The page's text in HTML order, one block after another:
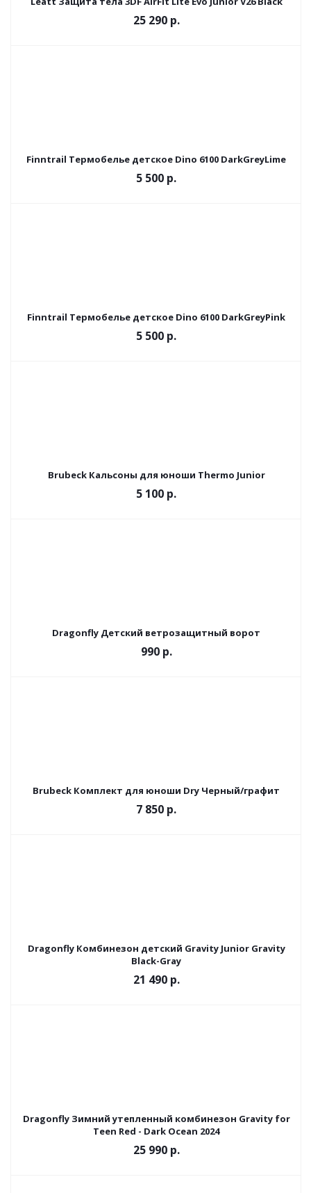
25 290 р.
Finntrail Термобелье детское Dino 6100 DarkGreyLime
5 500 р.
Finntrail Термобелье детское Dino 6100 DarkGreyPink
5 500 р.
Brubeck Кальсоны для юноши Thermo Junior
5 100 р.
Dragonfly Детский ветрозащитный ворот
990р.
Brubeck Комплект для юноши Dry Черный/графит
7 850 р.
Dragonfly Комбинезон детский Gravity Junior Gravity
Black-Gray
21 490 р.
Dragonfly Зимний утепленный комбинезон Gravity for
Teen Red - Dark Ocean 2024
25 990 р.